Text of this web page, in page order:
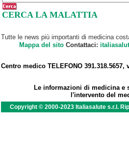
CERCA LA MALATTIA
Tutte le news più importanti di medicina
Mappa del sitoContattaci:
Centro medico TELEFONO 391.318.5657,
Le informazioni di medicina e
l'intervento del
Copyright © 2000-2023 Italiasalute s.r.l.